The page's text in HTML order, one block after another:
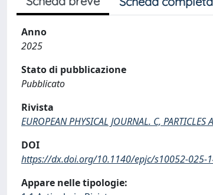
Anno
2025
Stato di pubblicazione
Pubblicato
Rivista
EUROPEAN PHYSICAL JOURNAL. C, PARTICLES
DOI
https://dx.doi.org/10.1140/epjc/s10052-025-
Appare nelle tipologie: